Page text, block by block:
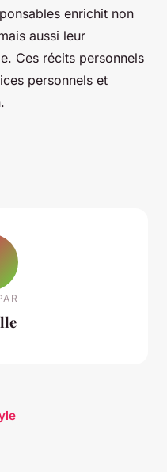
enrichit non
aussi leur
Ces récits personnels
personnels et